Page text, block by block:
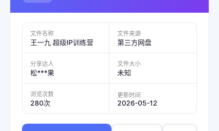
文件名称
王一九 超级IP训练营
文件来源
第三方网盘
分享达人
松***果
文件大小
未知
浏览次数
280次
更新时间
2026-05-12